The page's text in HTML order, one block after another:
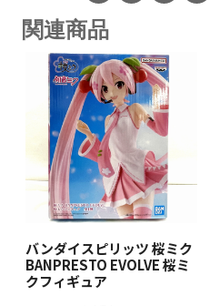
関連商品
バンダイスピリッツ 桜ミク
BANPRESTO EVOLVE 桜ミ
クフィギュア